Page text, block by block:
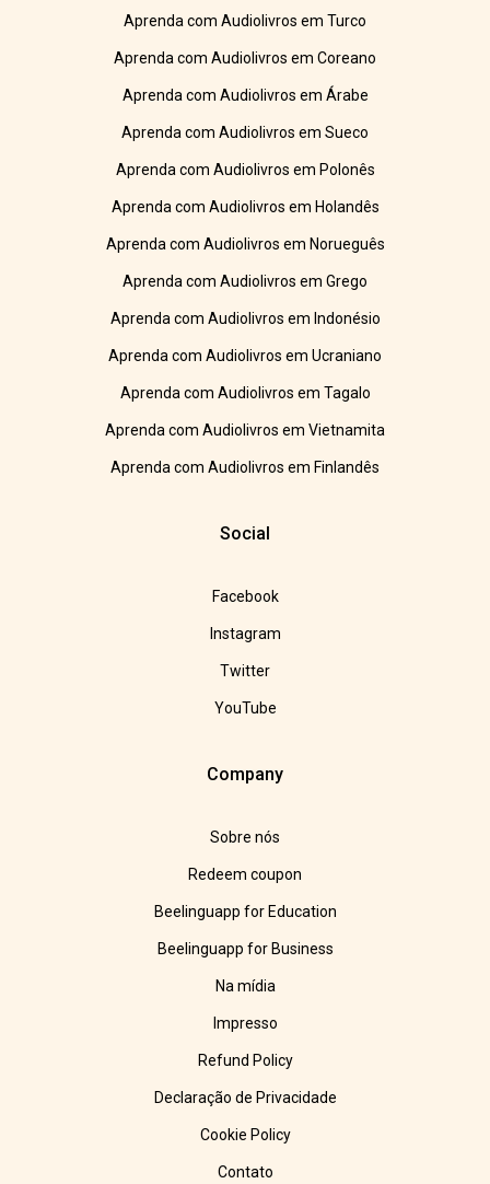
Aprenda com Audiolivros em Turco
Aprenda com Audiolivros em Coreano
Aprenda com Audiolivros em Árabe
Aprenda com Audiolivros em Sueco
Aprenda com Audiolivros em Polonês
Aprenda com Audiolivros em Holandês
Aprenda com Audiolivros em Norueguês
Aprenda com Audiolivros em Grego
Aprenda com Audiolivros em Indonésio
Aprenda com Audiolivros em Ucraniano
Aprenda com Audiolivros em Tagalo
Aprenda com Audiolivros em Vietnamita
Aprenda com Audiolivros em Finlandês
Social
Facebook
Instagram
Twitter
YouTube
Company
Sobre nós
Redeem coupon
Beelinguapp for Education
Beelinguapp for Business
Na mídia
Impresso
Refund Policy
Declaração de Privacidade
Cookie Policy
Contato